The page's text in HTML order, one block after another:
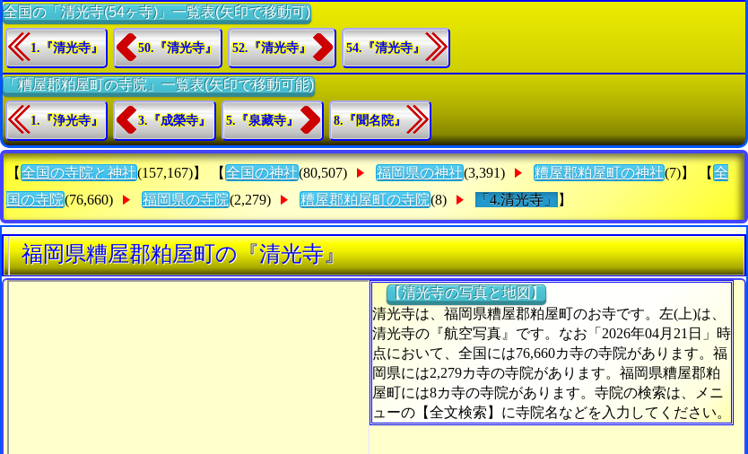
全国の「清光寺(54ヶ寺)」一覧表(矢印で移動可)
1.『清光寺』 50.『清光寺』 52.『清光寺』 54.『清光寺』
「糟屋郡粕屋町の寺院」一覧表(矢印で移動可能)
1.『浄光寺』 3.『成榮寺』 5.『泉藏寺』 8.『聞名院』
【 全国の寺院と神社(157,167)】 【 全国の神社(80,507) 福岡県の神社(3,391) 糟屋郡粕屋町の神社(7)】 【 全
国の寺院(76,660) 福岡県の寺院(2,279) 糟屋郡粕屋町の寺院(8) 「4.清光寺」 】
福岡県糟屋郡粕屋町の『清光寺』
【清光寺の写真と地図】
清光寺は、福岡県糟屋郡粕屋町のお寺です。左(上)は、
清光寺の『航空写真』です。なお「2026年04月21日」時
点において、全国には76,660カ寺の寺院があります。福
岡県には2,279カ寺の寺院があります。福岡県糟屋郡粕
屋町には8カ寺の寺院があります。寺院の検索は、メニ
ューの【全文検索】に寺院名などを入力してください。